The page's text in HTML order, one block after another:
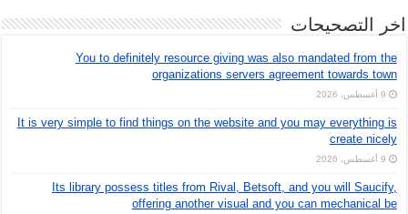
اخر التصحيحات
You to definitely resource giving was also mandated from the
organizations servers agreement towards town
9 أغسطس، 2026
It is very simple to find things on the website and you may everything is
create nicely
9 أغسطس، 2026
Its library possess titles from Rival, Betsoft, and you will Saucify,
offering another visual and you can mechanical be